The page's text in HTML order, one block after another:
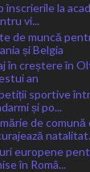
înscrierile la
vi...
de muncă
și Belgia
în creștere în
an
sportive
și po...
de comună
europene
în Româ...